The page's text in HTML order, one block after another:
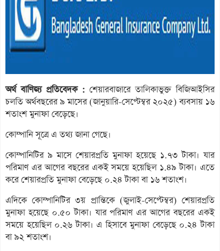
অর্থ বাণিজ্য প্রতিবেদক : শেয়ারবাজারে তালিকাভুক্ত বিজিআইসির
চলতি অর্থবছরের ৯ মাসের (জানুয়ারি-সেপ্টেম্বর ২০২৫) ব্যবসায় ১৬
শতাংশ মুনাফা বেড়েছে।
কোম্পানি সূত্রে এ তথ্য জানা গেছে।
কোম্পানিটির ৯ মাসে শেয়ারপ্রতি মুনাফা হয়েছে ১.৭৩ টাকা। যার
পরিমাণ এর আগের বছরের একই সময়ে হয়েছিল ১.৪৯ টাকা। এতে
করে শেয়ারপ্রতি মুনাফা বেড়েছে ০.২৪ টাকা বা ১৬ শতাংশ।
এদিকে কোম্পানিটির ৩য় প্রান্তিকে (জুলাই-সেপ্টেম্বর) শেয়ারপ্রতি
মুনাফা হয়েছে ০.৫০ টাকা। যার পরিমাণ এর আগের বছরের একই
সময়ে হয়েছিল ০.২৬ টাকা। এ হিসাবে মুনাফা বেড়েছে ০.২৪ টাকা
বা ৯২ শতাংশ।